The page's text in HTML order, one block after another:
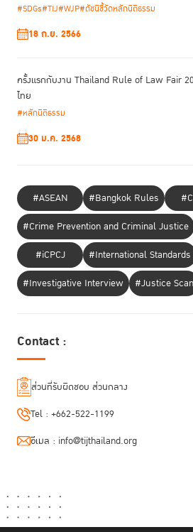
#SDGs#TIJ#WJP#ดัชนีชี้วัดหลักนิติธรรม
18 ก.ย. 2566
ครั้งแรกกับงาน Thailand Rule of Law Fair
ไทย
#หลักนิติธรรม
30 ม.ค. 2568
#ASEAN #Bangkok Rules
#Crime Prevention and Criminal Justice
#iCPCJ
#International Standards
#Investigative Interview
#Justice Scan
Contact :
ส่วนที่รับผิดชอบ ส่วนกลาง
Tel : +662-522-1199
อีเมล : info@tijthailand.org